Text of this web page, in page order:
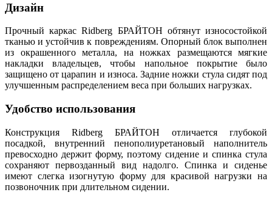
Дизайн
Прочный каркас Ridberg БРАЙТОН обтянут износостойкой
тканью и устойчив к повреждениям. Опорный блок выполнен
из окрашенного металла, на ножках размещаются мягкие
накладки владельцев, чтобы напольное покрытие было
защищено от царапин и износа. Задние ножки стула сидят под
улучшенным распределением веса при больших нагрузках.
Удобство использования
Конструкция Ridberg БРАЙТОН отличается глубокой
посадкой, внутренний пенополиуретановый наполнитель
превосходно держит форму, поэтому сидение и спинка стула
сохраняют первозданный вид надолго. Спинка и сиденье
имеют слегка изогнутую форму для красивой нагрузки на
позвоночник при длительном сидении.